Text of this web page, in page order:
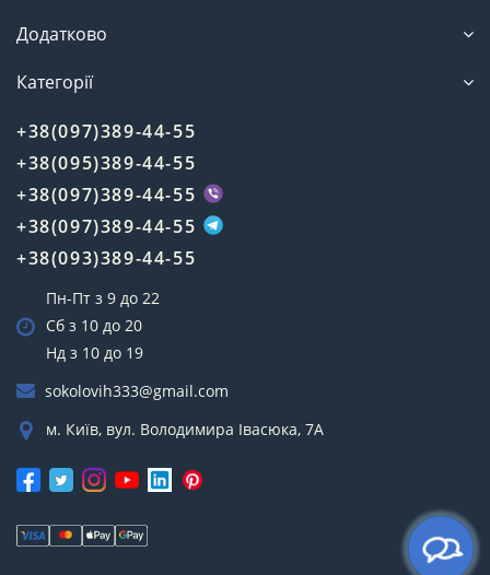
Додатково
Категорії
+38(097)389-44-55
+38(095)389-44-55
+38(097)389-44-55
+38(097)389-44-55
+38(093)389-44-55
Пн-Пт з 9 до 22
Сб з 10 до 20
Нд з 10 до 19
sokolovih333@gmail.com
м. Київ, вул. Володимира Івасюка, 7А